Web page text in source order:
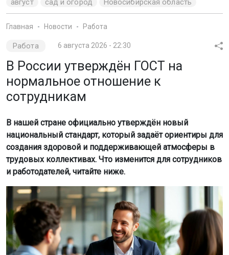
август сад и огород Новосибирская область
Главная Новости Работа
Работа 6 августа 2026 - 22:30
В России утверждён ГОСТ на
нормальное отношение к
сотрудникам
В нашей стране официально утверждён новый
национальный стандарт, который задаёт ориентиры для
создания здоровой и поддерживающей атмосферы в
трудовых коллективах. Что изменится для сотрудников
и работодателей, читайте ниже.